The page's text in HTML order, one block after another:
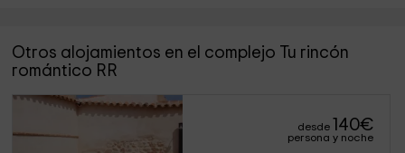
Otros alojamientos en el complejo Tu rincón
romántico RR
desde 140€
persona y noche